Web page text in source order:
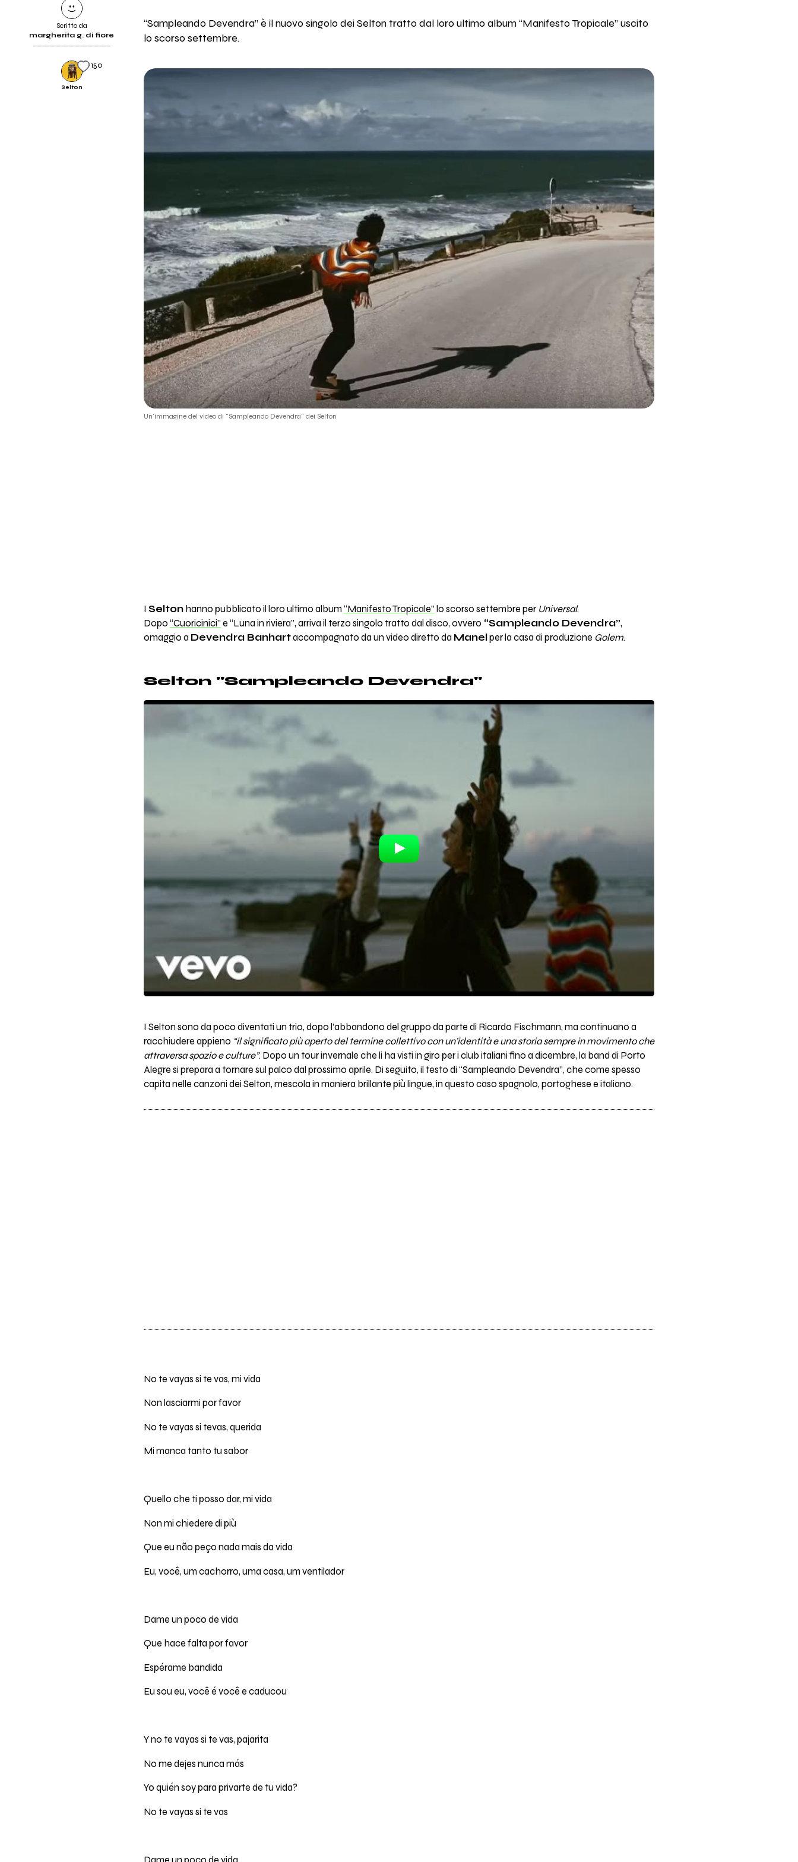
“Sampleando Devendra” è il nuovo singolo dei Selton tratto dal loro ultimo album “Manifesto Tropicale” uscito
lo scorso settembre.
Un'immagine del video di "Sampleando Devendra" dei Selton
Scritto da
margherita g. di fiore
Selton
150
I Seltonhanno pubblicato il loro ultimo album “Manifesto Tropicale” lo scorso settembre per Universal.
Dopo “Cuoricinici” e “Luna in riviera”, arriva il terzo singolo tratto dal disco, ovvero “Sampleando Devendra”,
omaggio a Devendra Banhartaccompagnato da un video diretto da Manelper la casa di produzione Golem.
Selton "Sampleando Devendra"
I Selton sono da poco diventati un trio, dopo l’abbandono del gruppo da parte di Ricardo Fischmann, ma continuano a
racchiudere appieno “il significato più aperto del termine collettivo con un’identità e una storia sempre in movimento che
attraversa spazio e culture”. Dopo un tour invernale che li ha visti in giro per i club italiani fino a dicembre, la band di Porto
Alegre si prepara a tornare sul palco dal prossimo aprile. Di seguito, il testo di “Sampleando Devendra”, che come spesso
capita nelle canzoni dei Selton, mescola in maniera brillante più lingue, in questo caso spagnolo, portoghese e italiano.
No te vayas si te vas, mi vida
Non lasciarmi por favor
No te vayas si tevas, querida
Mi manca tanto tu sabor
Quello che ti posso dar, mi vida
Non mi chiedere di più
Que eu não peço nada mais da vida
Eu, você, um cachorro, uma casa, um ventilador
Dame un poco de vida
Que hace falta por favor
Espérame bandida
Eu sou eu, você é você e caducou
Y no te vayas si te vas, pajarita
No me dejes nunca más
Yo quién soy para privarte de tu vida?
No te vayas si te vas